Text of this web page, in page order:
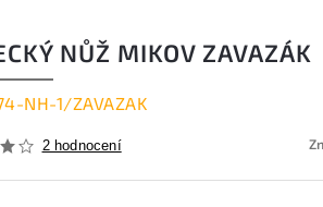
NŮŽ MIKOV ZAVAZÁK
NH-1/ZAVAZAK
2 hodnocení